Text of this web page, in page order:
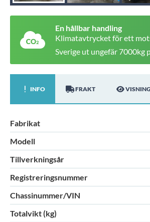
En hållbar handling
Klimatavtrycket för ett
Sverige ut ungefär 7000kg
INFO FRAKT VISNING
Fabrikat
Modell
Tillverkningsår
Registreringsnummer
Chassinummer/VIN
Totalvikt (kg)